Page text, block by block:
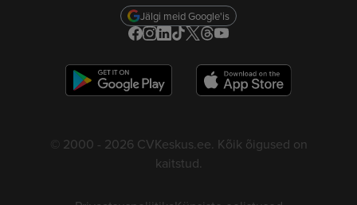
Jälgi meid Google'is
© 2000 - 2026 CVKeskus.ee. Kõik õigused on
kaitstud.